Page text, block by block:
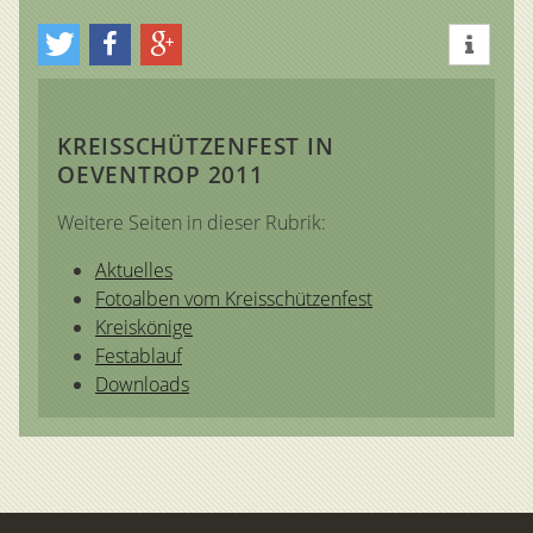
KREISSCHÜTZENFEST IN
OEVENTROP 2011
Weitere Seiten in dieser Rubrik:
Aktuelles
Fotoalben vom Kreisschützenfest
Kreiskönige
Festablauf
Downloads